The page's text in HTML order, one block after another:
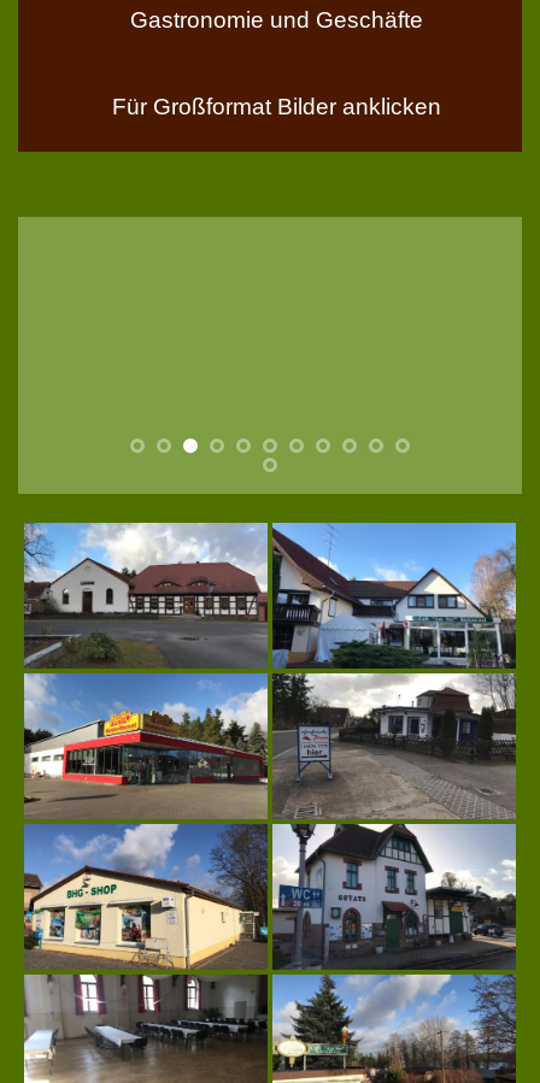
Gastronomie und Geschäfte
Für Großformat Bilder anklicken